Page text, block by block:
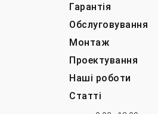
Гарантія
Обслуговування
Монтаж
Проектування
Наші роботи
Статті